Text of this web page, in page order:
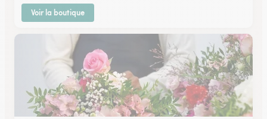
Voir la boutique